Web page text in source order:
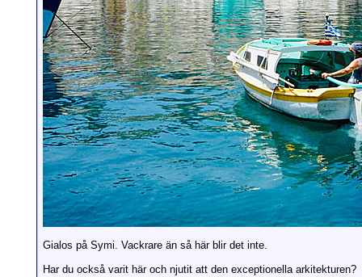
Gialos på Symi. Vackrare än så här blir det inte.
Har du också varit här och njutit att den exceptionella arkitekturen?